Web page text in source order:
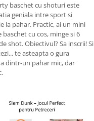
baschet cu shoturi este
geniala intre sport si
la pahar. Practic, ai un mini
baschet cu cos, minge si 6
shot. Obiectivul? Sa inscrii! Si
te asteapta o gura
dintr-un pahar mic, dar